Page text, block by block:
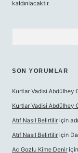
kaldırılacaktır.
SON YORUMLAR
Kurtlar Vadisi Abdülhey
Kurtlar Vadisi Abdülhey
Atıf Nasıl Belirtilir için
Atıf Nasıl Belirtilir için
Ac Gozlu Kime Denir için